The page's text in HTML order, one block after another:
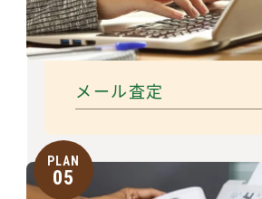
メール査定
PLAN
05